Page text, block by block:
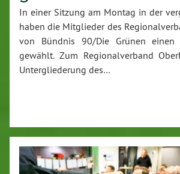
In einer Sitzung am Montag in der
haben die Mitglieder des
von Bündnis 90/Die Grünen einen
gewählt. Zum Regionalverband
Untergliederung des…